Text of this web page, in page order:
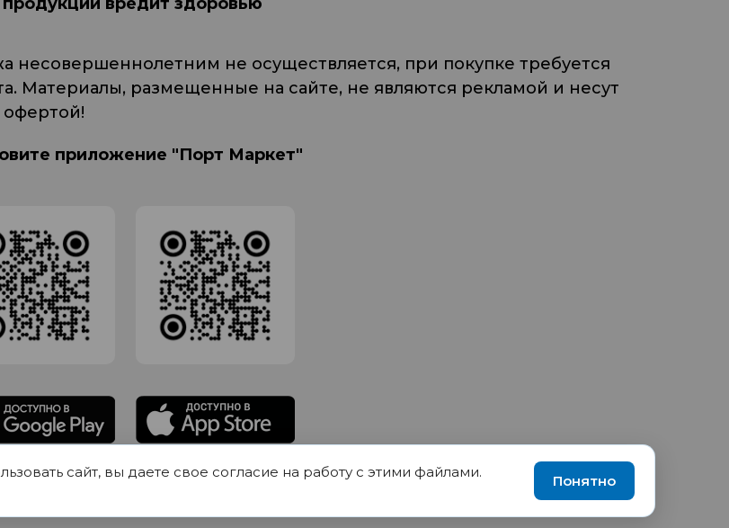
несовершеннолетним не осуществляется, при покупке требуется
Материалы, размещенные на сайте, не являются рекламой и несут
приложение "Порт Маркет"
с Ограниченной ответственностью СИГМАТОРГ, ОГРН 1191690035570, ИНН 1655417189
Казань переулок Щербаковский дом 7, пом 1013, офис 5
сайт, вы даете свое согласие на работу с этими файлами.
Понятно